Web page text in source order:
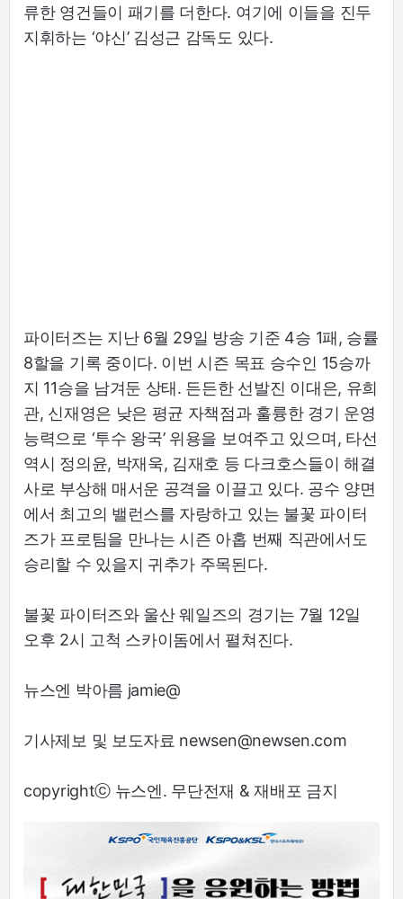
류한 영건들이 패기를 더한다. 여기에 이들을 진두
지휘하는 ‘야신’ 김성근 감독도 있다.
파이터즈는 지난 6월 29일 방송 기준 4승 1패, 승률
8할을 기록 중이다. 이번 시즌 목표 승수인 15승까
지 11승을 남겨둔 상태. 든든한 선발진 이대은, 유희
관, 신재영은 낮은 평균 자책점과 훌륭한 경기 운영
능력으로 ‘투수 왕국’ 위용을 보여주고 있으며, 타선
역시 정의윤, 박재욱, 김재호 등 다크호스들이 해결
사로 부상해 매서운 공격을 이끌고 있다. 공수 양면
에서 최고의 밸런스를 자랑하고 있는 불꽃 파이터
즈가 프로팀을 만나는 시즌 아홉 번째 직관에서도
승리할 수 있을지 귀추가 주목된다.
불꽃 파이터즈와 울산 웨일즈의 경기는 7월 12일
오후 2시 고척 스카이돔에서 펼쳐진다.
뉴스엔 박아름 jamie@
기사제보 및 보도자료 newsen@newsen.com
copyrightⓒ 뉴스엔. 무단전재 & 재배포 금지